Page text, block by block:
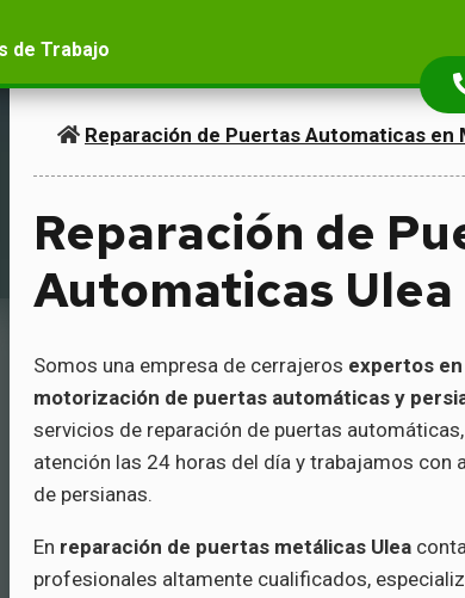
de Trabajo
Reparación de Puertas Automaticas en
Reparación de
Automaticas Ulea
Somos una empresa de cerrajeros expertos
motorización de puertas automáticas y
servicios de reparación de puertas
atención las 24 horas del día y trabajamos con
de persianas.
En reparación de puertas metálicas Ulea
profesionales altamente cualificados,